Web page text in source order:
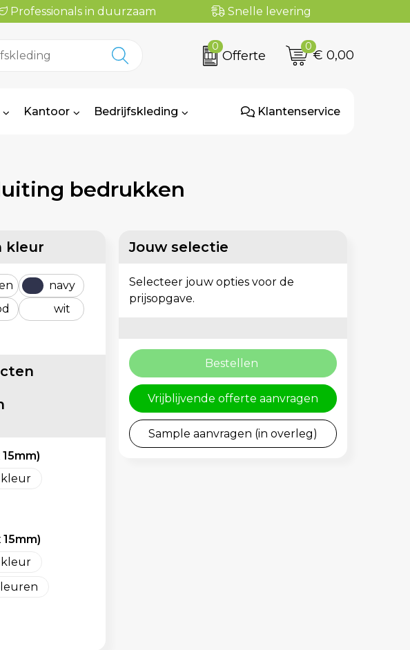
Professionals in duurzaam Snelle levering
0
Offerte
0
€ 0,00
Kantoor Bedrijfskleding Klantenservice
bedrukken
kleur
navy
wit
Jouw selectie
Selecteer jouw opties voor de
prijsopgave.
Bestellen
Vrijblijvende offerte aanvragen
Sample aanvragen (in overleg)